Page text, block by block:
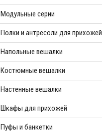
Модульные серии
Полки и антресоли для прихожей
Напольные вешалки
Костюмные вешалки
Настенные вешалки
Шкафы для прихожей
Пуфы и банкетки